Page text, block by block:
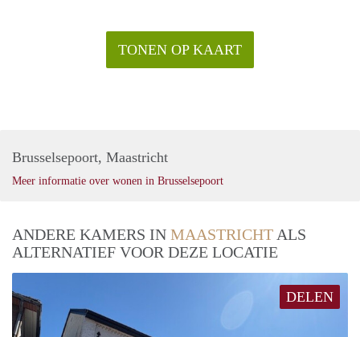
TONEN OP KAART
Brusselsepoort, Maastricht
Meer informatie over wonen in Brusselsepoort
ANDERE KAMERS IN MAASTRICHT ALS
ALTERNATIEF VOOR DEZE LOCATIE
DELEN